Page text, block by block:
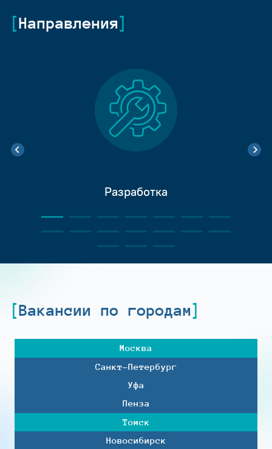
Направления
Разработка
Вакансии по городам
Москва
Санкт-Петербург
Уфа
Пенза
Томск
Новосибирск